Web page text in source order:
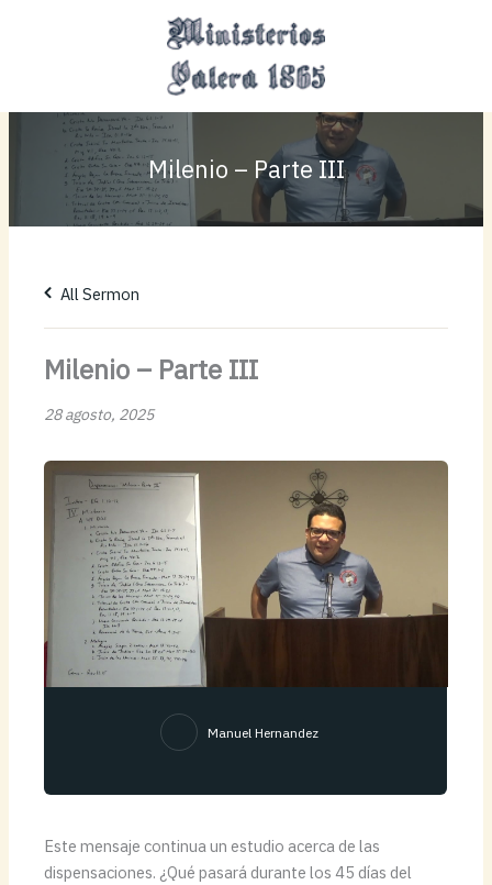
Milenio – Parte III
All Sermon
Milenio – Parte III
28 agosto, 2025
Manuel Hernandez
Este mensaje continua un estudio acerca de las
dispensaciones. ¿Qué pasará durante los 45 días del